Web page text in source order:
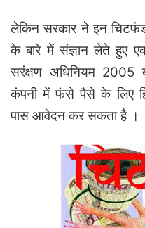
लेकिन सरकार ने इन
के बारे में संज्ञान लेते हुए
सरंक्षण अधिनियम
कंपनी में फंसे पैसे के लिए
पास आवेदन कर सकता है ।